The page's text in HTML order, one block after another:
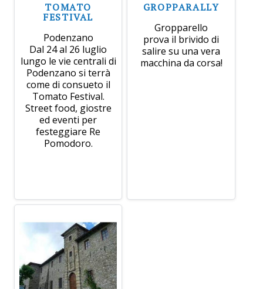
TOMATO
FESTIVAL
Podenzano
Dal 24 al 26 luglio
lungo le vie centrali di
Podenzano si terrà
come di consueto il
Tomato Festival.
Street food, giostre
ed eventi per
festeggiare Re
Pomodoro.
GROPPARALLY
Gropparello
prova il brivido di
salire su una vera
macchina da corsa!